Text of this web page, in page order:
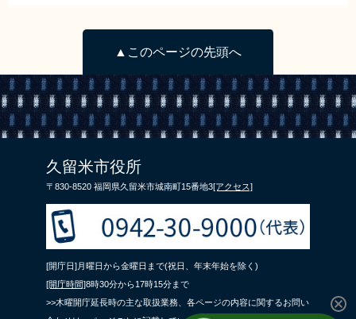
▲このページの先頭へ
久留米市役所
〒830-8520 福岡県久留米市城南町15番地3[アクセス]
[開庁日]月曜日から金曜日まで(祝日、年末年始を除く)
[開庁時間]8時30分から17時15分まで
>>木曜開庁延長時の主な取扱業務、各ページの内容に関するお問い